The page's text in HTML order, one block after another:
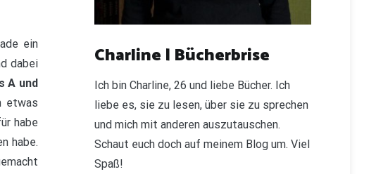
ein
dabei
A und
etwas
habe
habe.
Charline | Bücherbrise
Ich bin Charline, 26 und liebe Bücher. Ich
liebe es, sie zu lesen, über sie zu sprechen
und mich mit anderen auszutauschen.
Schaut euch doch auf meinem Blog um. Viel
Spaß!